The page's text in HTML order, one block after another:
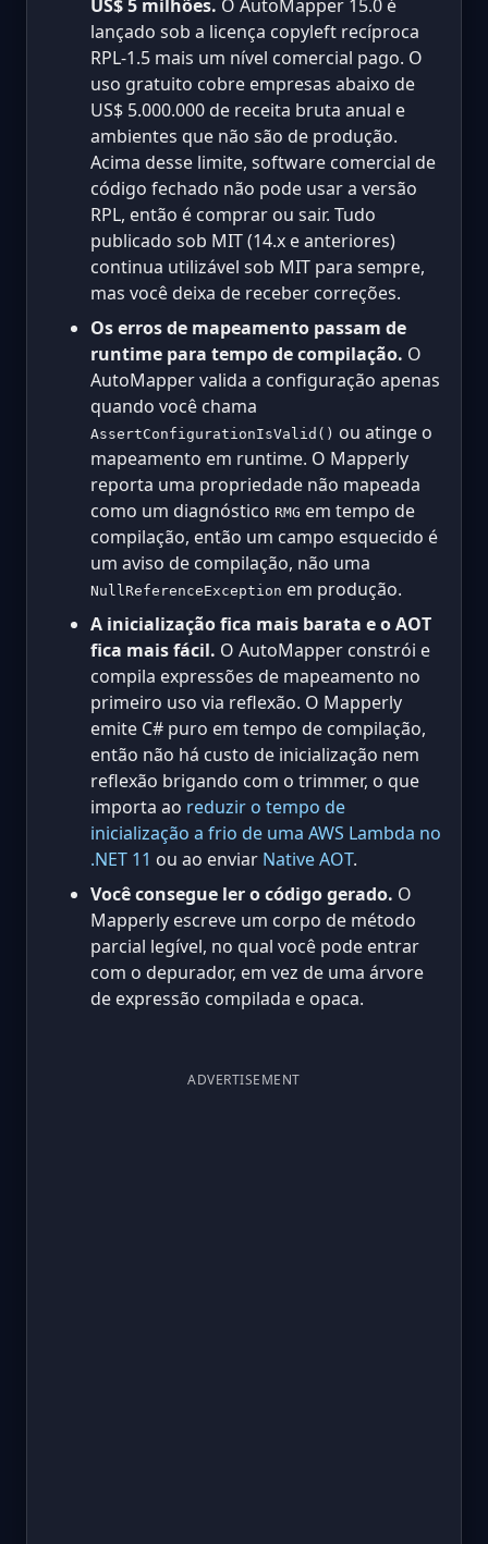
US$ 5 milhões. O AutoMapper 15.0 é
lançado sob a licença copyleft recíproca
RPL-1.5 mais um nível comercial pago. O
uso gratuito cobre empresas abaixo de
US$ 5.000.000 de receita bruta anual e
ambientes que não são de produção.
Acima desse limite, software comercial de
código fechado não pode usar a versão
RPL, então é comprar ou sair. Tudo
publicado sob MIT (14.x e anteriores)
continua utilizável sob MIT para sempre,
mas você deixa de receber correções.
Os erros de mapeamento passam de
runtime para tempo de compilação. O
AutoMapper valida a configuração apenas
quando você chama
AssertConfigurationIsValid() ou atinge o
mapeamento em runtime. O Mapperly
reporta uma propriedade não mapeada
como um diagnóstico RMG em tempo de
compilação, então um campo esquecido é
um aviso de compilação, não uma
NullReferenceException em produção.
A inicialização fica mais barata e o AOT
fica mais fácil. O AutoMapper constrói e
compila expressões de mapeamento no
primeiro uso via reflexão. O Mapperly
emite C# puro em tempo de compilação,
então não há custo de inicialização nem
reflexão brigando com o trimmer, o que
importa ao reduzir o tempo de
inicialização a frio de uma AWS Lambda no
.NET 11 ou ao enviar Native AOT.
Você consegue ler o código gerado. O
Mapperly escreve um corpo de método
parcial legível, no qual você pode entrar
com o depurador, em vez de uma árvore
de expressão compilada e opaca.
ADVERTISEMENT